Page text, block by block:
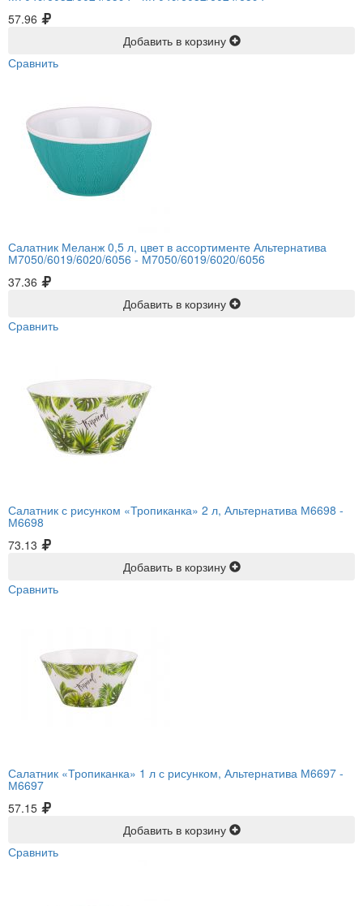
57.96
Добавить в корзину
Сравнить
Салатник Меланж 0,5 л, цвет в ассортименте Альтернатива
М7050/6019/6020/6056 - М7050/6019/6020/6056
37.36
Добавить в корзину
Сравнить
Салатник с рисунком «Тропиканка» 2 л, Альтернатива М6698 -
М6698
73.13
Добавить в корзину
Сравнить
Салатник «Тропиканка» 1 л с рисунком, Альтернатива М6697 -
М6697
57.15
Добавить в корзину
Сравнить